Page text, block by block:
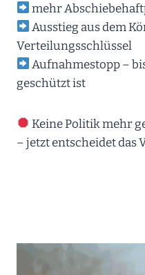
mehr
Ausstieg aus dem
Verteilungsschlüssel
Aufnahmestopp –
geschützt ist
Keine Politik mehr
– jetzt entscheidet das